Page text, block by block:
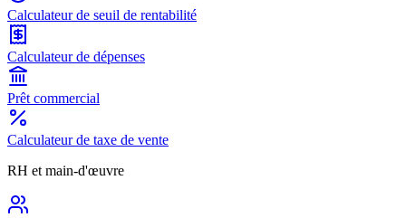
Calculateur de seuil de rentabilité
Calculateur de dépenses
Prêt commercial
Calculateur de taxe de vente
RH et main-d'œuvre